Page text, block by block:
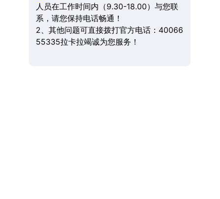
人员在工作时间内（9.30-18.00）与您联
系，请您保持电话畅通！
2、其他问题可直接拨打官方电话：40066
55335拉卡拉竭诚为您服务！